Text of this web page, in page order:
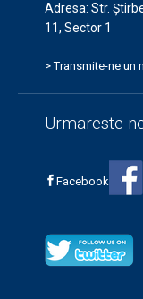
Adresa: Str.
11, Sector 1
> Transmite-ne un
Urmareste-
Facebook